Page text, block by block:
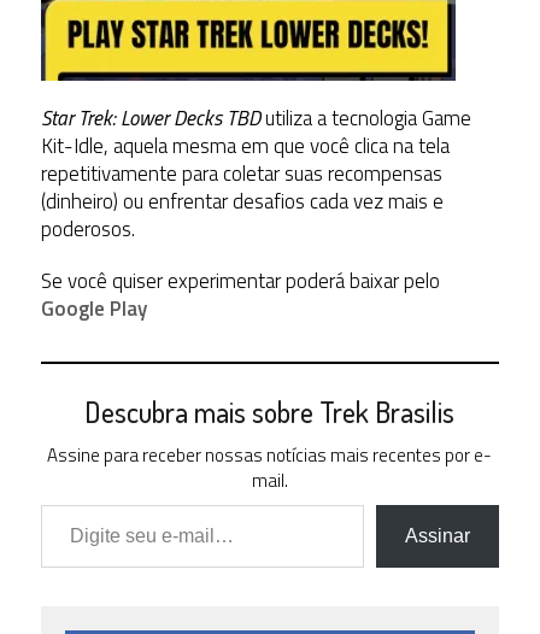
Star Trek: Lower Decks TBDutiliza a tecnologia Game
Kit-Idle, aquela mesma em que você clica na tela
repetitivamente para coletar suas recompensas
(dinheiro) ou enfrentar desafios cada vez mais e
poderosos.
Se você quiser experimentar poderá baixar pelo
Google Play
Descubra mais sobre Trek Brasilis
Assine para receber nossas notícias mais recentes por e-
mail.
Digite seu e-mail…
Assinar